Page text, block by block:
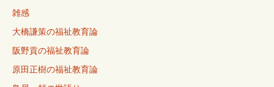
雑感
大橋謙策の福祉教育論
阪野貢の福祉教育論
原田正樹の福祉教育論